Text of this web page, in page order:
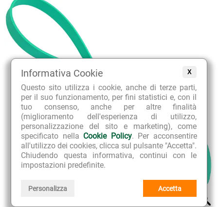
X
Informativa Cookie
Questo sito utilizza i cookie, anche di terze parti,
per il suo funzionamento, per fini statistici e, con il
tuo consenso, anche per altre finalità
(miglioramento dell'esperienza di utilizzo,
personalizzazione del sito e marketing), come
specificato nella Cookie Policy. Per acconsentire
all'utilizzo dei cookies, clicca sul pulsante "Accetta".
Chiudendo questa informativa, continui con le
impostazioni predefinite.
Personalizza Accetta